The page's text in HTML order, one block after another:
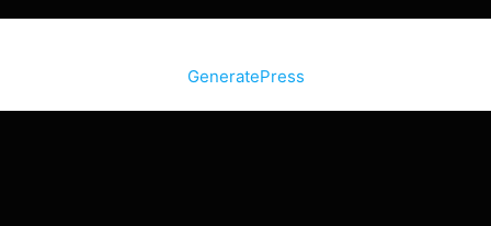
GeneratePress